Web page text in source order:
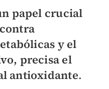
papel crucial
y el
precisa el
antioxidante.